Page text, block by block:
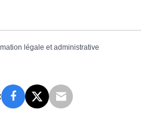
légale et administrative